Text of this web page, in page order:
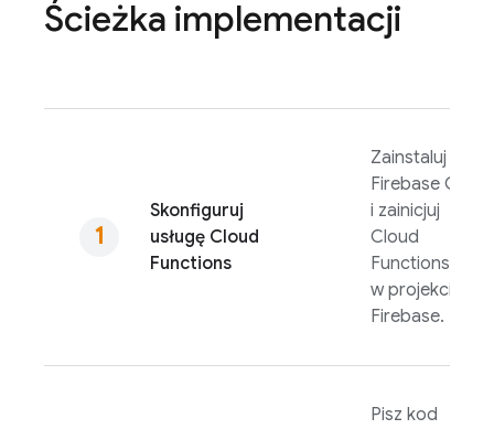
Ścieżka implementacji
Skonfiguruj
usługę Cloud
Functions
Zainstaluj
Firebase CLI
i zainicjuj
Cloud
Functions
w projekcie w
Firebase.
Pisz kod